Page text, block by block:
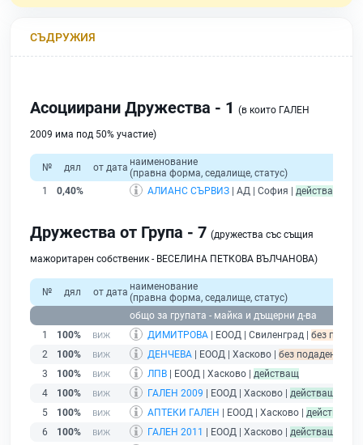
СЪДРУЖИЯ
Асоциирани Дружества - 1 (в които ГАЛЕН
2009 има под 50% участие)
№ дял от дата наименование
(правна форма, седалище, статус)
1
0,40% АЛИАНС СЪРВИЗ | АД | София | действащ
Дружества от Група - 7 (дружества със същия
мажоритарен собственик - ВЕСЕЛИНА ПЕТКОВА ВЪЛЧАНОВА)
№ дял от дата наименование
(правна форма, седалище, статус)
общо за групата - майка и дъщерни д-ва
1
100% ДИМИТРОВА | ЕООД | Свиленград | без
2
100% ДЕНЧЕВА | ЕООД | Хасково | без подаден
3
100% ЛПВ | ЕООД | Хасково | действащ
4
100% ГАЛЕН 2009 | ЕООД | Хасково | действащ
5
100% АПТЕКИ ГАЛЕН | ЕООД | Хасково | действащ
6
100% ГАЛЕН 2011 | ЕООД | Хасково | действащ